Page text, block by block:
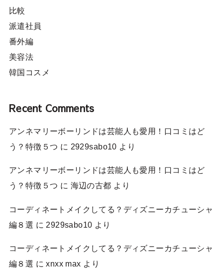
比較
派遣社員
番外編
美容法
韓国コスメ
Recent Comments
アンネマリーボーリンドは芸能人も愛用！口コミはど
う？特徴５つ に 2929sabo10 より
アンネマリーボーリンドは芸能人も愛用！口コミはど
う？特徴５つ に 海辺の古都 より
コーディネートメイクしてる？ディズニーカチューシャ
編８選 に 2929sabo10 より
コーディネートメイクしてる？ディズニーカチューシャ
編８選 にxnxx max より